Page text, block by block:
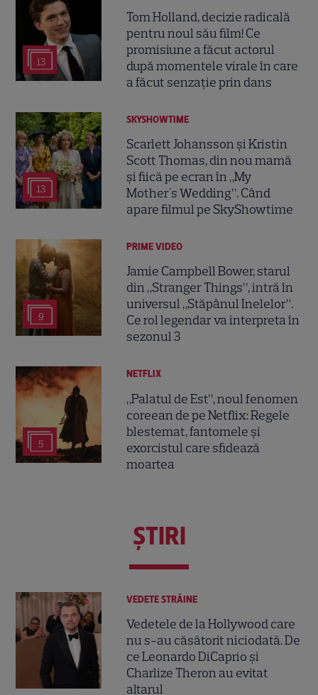
13
Tom Holland, decizie radicală
pentru noul său film! Ce
promisiune a făcut actorul
după momentele virale în care
a făcut senzație prin dans
13
SKYSHOWTIME
Scarlett Johansson și Kristin
Scott Thomas, din nou mamă
și fiică pe ecran în „My
Mother's Wedding”. Când
apare filmul pe SkyShowtime
9
PRIME VIDEO
Jamie Campbell Bower, starul
din „Stranger Things”, intră în
universul „Stăpânul Inelelor”.
Ce rol legendar va interpreta în
sezonul 3
5
NETFLIX
„Palatul de Est”, noul fenomen
coreean de pe Netflix: Regele
blestemat, fantomele și
exorcistul care sfidează
moartea
ŞTIRI
VEDETE STRĂINE
Vedetele de la Hollywood care
nu s-au căsătorit niciodată. De
ce Leonardo DiCaprio și
Charlize Theron au evitat
altarul